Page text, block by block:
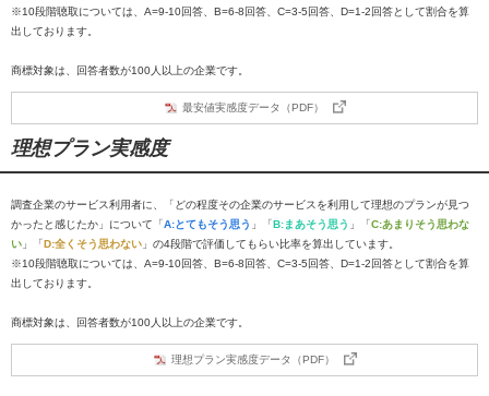
※10段階聴取については、A=9-10回答、B=6-8回答、C=3-5回答、D=1-2回答として割合を算
出しております。
商標対象は、回答者数が100人以上の企業です。
最安値実感度データ（PDF）
理想プラン実感度
調査企業のサービス利用者に、「どの程度その企業のサービスを利用して理想のプランが見つ
かったと感じたか」について「A:とてもそう思う 」「B:まあそう思う 」「C:あまりそう思わな
い 」「D:全くそう思わない 」の4段階で評価してもらい比率を算出しています。
※10段階聴取については、A=9-10回答、B=6-8回答、C=3-5回答、D=1-2回答として割合を算
出しております。
商標対象は、回答者数が100人以上の企業です。
理想プラン実感度データ（PDF）